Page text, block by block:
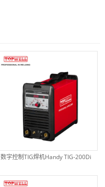
数字控制TIG焊机Handy TIG-200Di